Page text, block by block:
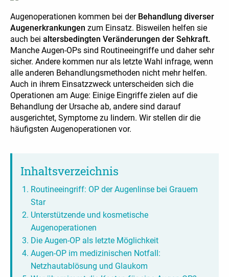
Augenoperationen kommen bei der Behandlung diverser
Augenerkrankungen zum Einsatz. Bisweilen helfen sie
auch bei altersbedingten Veränderungen der Sehkraft.
Manche Augen-OPs sind Routineeingriffe und daher sehr
sicher. Andere kommen nur als letzte Wahl infrage, wenn
alle anderen Behandlungsmethoden nicht mehr helfen.
Auch in ihrem Einsatzzweck unterscheiden sich die
Operationen am Auge: Einige Eingriffe zielen auf die
Behandlung der Ursache ab, andere sind darauf
ausgerichtet, Symptome zu lindern. Wir stellen dir die
häufigsten Augenoperationen vor.
Inhaltsverzeichnis
Routineeingriff: OP der Augenlinse bei Grauem
Star
Unterstützende und kosmetische
Augenoperationen
Die Augen-OP als letzte Möglichkeit
Augen-OP im medizinischen Notfall:
Netzhautablösung und Glaukom